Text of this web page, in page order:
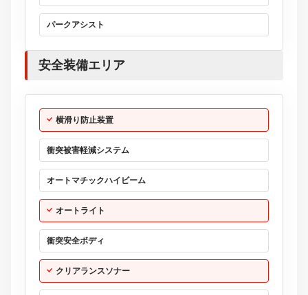
パークアシスト
安全装備エリア
横滑り防止装置
衝突被害軽減システム
オートマチックハイビーム
オートライト
衝突安全ボディ
クリアランスソナー